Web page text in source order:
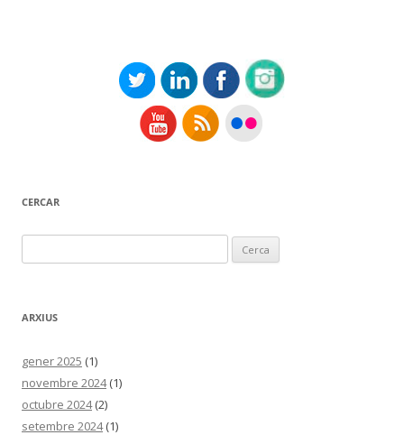
CERCAR
ARXIUS
gener 2025 (1)
novembre 2024(1)
octubre 2024(2)
setembre 2024(1)